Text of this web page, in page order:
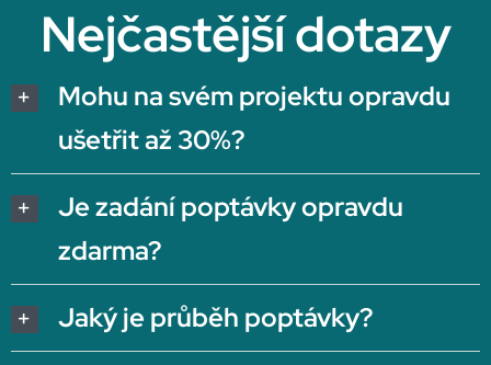
Nejčastější dotazy
Mohu na svém projektu opravdu
ušetřit až 30%?
Je zadání poptávky opravdu
zdarma?
Jaký je průběh poptávky?